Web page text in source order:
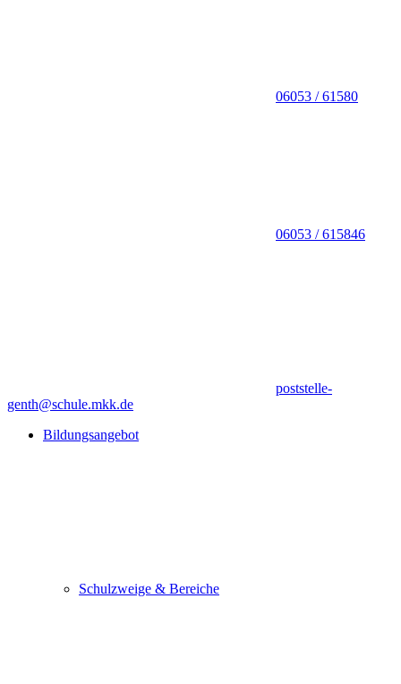
06053 / 61580
06053 / 615846
poststelle-
genth@schule.mkk.de
Bildungsangebot
Schulzweige & Bereiche